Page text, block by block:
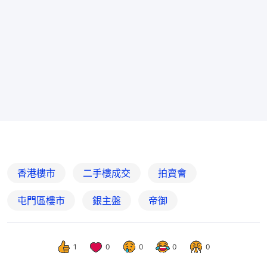
香港樓市 二手樓成交 拍賣會
屯門區樓市 銀主盤 帝御
1 0 0 0 0